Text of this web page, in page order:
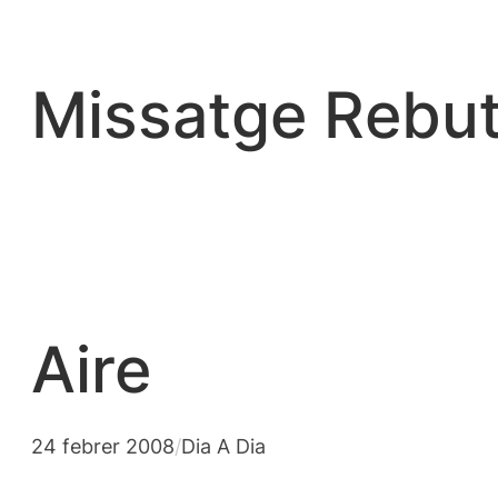
contingut
Missatge
Aire
24 febrer 2008/Dia A Dia